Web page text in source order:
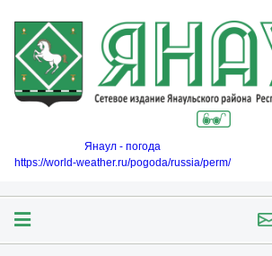
Янаул - погода
https://world-weather.ru/pogoda/russia/perm/